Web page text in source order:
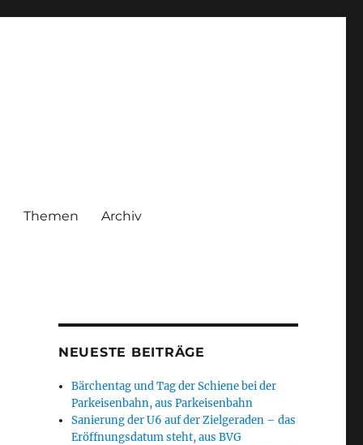
Themen Archiv
NEUESTE BEITRÄGE
Bärchentag und Tag der Schiene bei der
Parkeisenbahn, aus Parkeisenbahn
Sanierung der U6 auf der Zielgeraden – das
Eröffnungsdatum steht, aus BVG